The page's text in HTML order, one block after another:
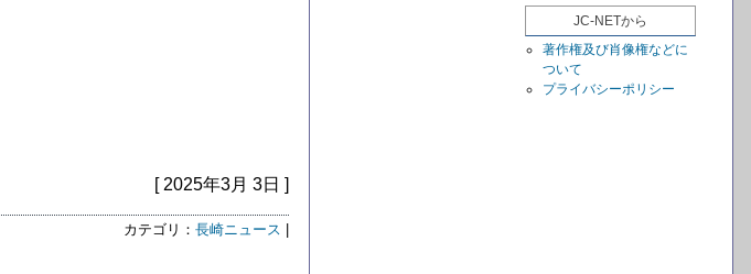
[ 2025年3月 3日 ]
カテゴリ： 長崎ニュース
JC-NETから
著作権及び肖像権などに
ついて
プライバシーポリシー